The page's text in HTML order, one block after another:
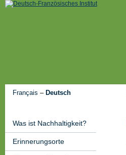
Français – Deutsch
Was ist Nachhaltigkeit?
Erinnerungsorte